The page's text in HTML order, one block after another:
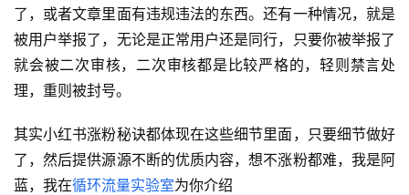
创
业
资
会
了，或者文章里面有违规违法的东西。还有一种情况，就是
被用户举报了，无论是正常用户还是同行，只要你被举报了
就会被二次审核，二次审核都是比较严格的，轻则禁言处
理，重则被封号。
其实小红书涨粉秘诀都体现在这些细节里面，只要细节做好
了，然后提供源源不断的优质内容，想不涨粉都难，我是阿
蓝，我在循环流量实验室为你介绍